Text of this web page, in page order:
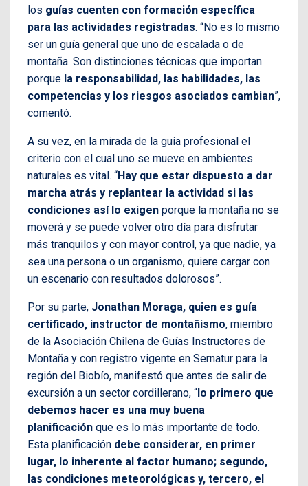
los guías cuenten con formación específica
para las actividades registradas. “No es lo mismo
ser un guía general que uno de escalada o de
montaña. Son distinciones técnicas que importan
porque la responsabilidad, las habilidades, las
competencias y los riesgos asociados cambian”,
comentó.
A su vez, en la mirada de la guía profesional el
criterio con el cual uno se mueve en ambientes
naturales es vital. “Hay que estar dispuesto a dar
marcha atrás y replantear la actividad si las
condiciones así lo exigen porque la montaña no se
moverá y se puede volver otro día para disfrutar
más tranquilos y con mayor control, ya que nadie, ya
sea una persona o un organismo, quiere cargar con
un escenario con resultados dolorosos”.
Por su parte, Jonathan Moraga, quien es guía
certificado, instructor de montañismo, miembro
de la Asociación Chilena de Guías Instructores de
Montaña y con registro vigente en Sernatur para la
región del Biobío, manifestó que antes de salir de
excursión a un sector cordillerano, “lo primero que
debemos hacer es una muy buena
planificación que es lo más importante de todo.
Esta planificación debe considerar, en primer
lugar, lo inherente al factor humano; segundo,
las condiciones meteorológicas y, tercero, el